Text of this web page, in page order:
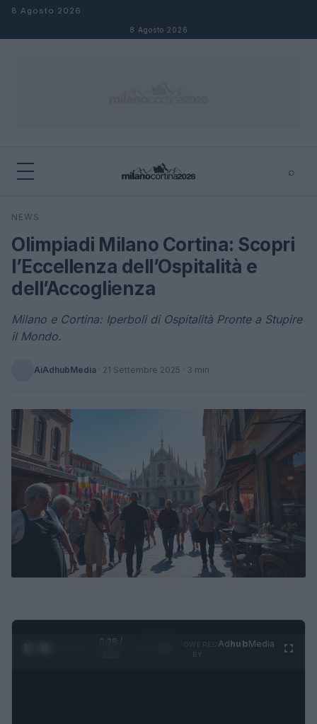
Salta al contenuto
8 Agosto 2026
8 Agosto 2026
⌕
Cerca
NEWS
Olimpiadi Milano Cortina: Scopri
l’Eccellenza dell’Ospitalità e
dell’Accoglienza
Milano e Cortina: Iperboli di Ospitalità Pronte a Stupire
il Mondo.
AiAdhubMedia · 21 Settembre 2025 · 3 min
0:29 /
AdhubMedia